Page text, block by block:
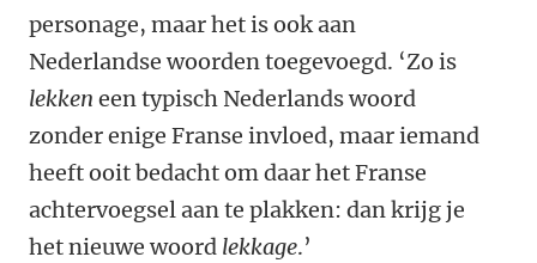
personage, maar het is ook aan
Nederlandse woorden toegevoegd. ‘Zo is
lekken een typisch Nederlands woord
zonder enige Franse invloed, maar iemand
heeft ooit bedacht om daar het Franse
achtervoegsel aan te plakken: dan krijg je
het nieuwe woord lekkage.’